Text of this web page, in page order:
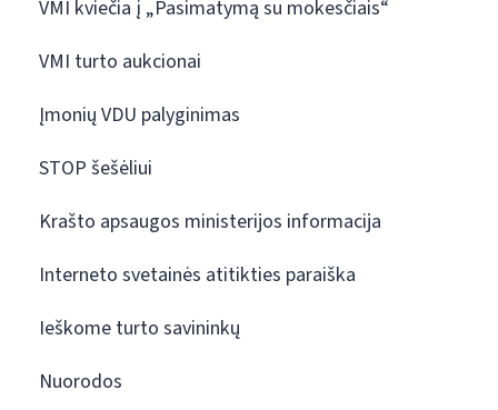
VMI kviečia į „Pasimatymą su mokesčiais“
VMI turto aukcionai
Įmonių VDU palyginimas
STOP šešėliui
Krašto apsaugos ministerijos informacija
Interneto svetainės atitikties paraiška
Ieškome turto savininkų
Nuorodos